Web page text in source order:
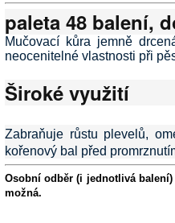
paleta 48 balení,
Mučovací kůra jemně
neocenitelné vlastnosti při
Široké využití
Zabraňuje růstu plevelů,
kořenový bal před
Osobní odběr (i jednotlivá balení)
možná.